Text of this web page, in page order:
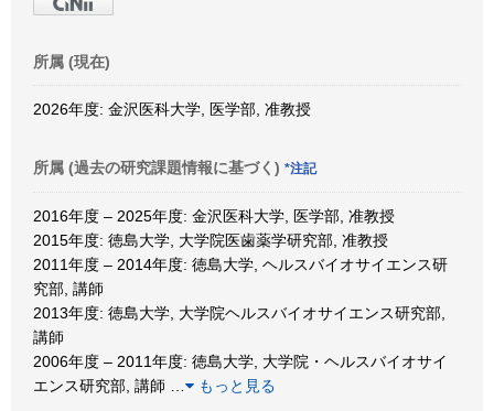
所属 (現在)
2026年度: 金沢医科大学, 医学部, 准教授
所属 (過去の研究課題情報に基づく) *注記
2016年度 – 2025年度: 金沢医科大学, 医学部, 准教授
2015年度: 徳島大学, 大学院医歯薬学研究部, 准教授
2011年度 – 2014年度: 徳島大学, ヘルスバイオサイエンス研
究部, 講師
2013年度: 徳島大学, 大学院ヘルスバイオサイエンス研究部,
講師
2006年度 – 2011年度: 徳島大学, 大学院・ヘルスバイオサイ
エンス研究部, 講師
もっと見る